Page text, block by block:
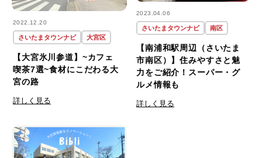
2022.12.20
さいたまタウンナビ 大宮区
【大宮氷川参道】~カフェ
喫茶7選~食材にこだわる大
宮の路
詳しく見る
2023.04.06
さいたまタウンナビ 南区
【南浦和駅周辺（さいたま
市南区）】住みやすさと魅
力をご紹介！スーパー・グ
ルメ情報も
詳しく見る